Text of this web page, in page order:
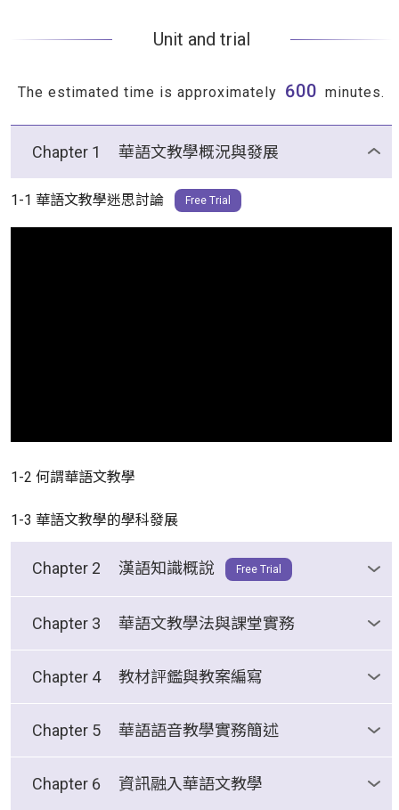
Unit and trial
The estimated time is approximately 600 minutes.
Chapter 1 華語文教學概況與發展
1-1 華語文教學迷思討論 Free Trial
1-2 何謂華語文教學
1-3 華語文教學的學科發展
Chapter 2 漢語知識概說 Free Trial
2-1 語言與語言家族 Free Trial
Chapter 3 華語文教學法與課堂實務
3-1 教學法流派介紹
3-3 情境教學法與聽說教學法
Chapter 4 教材評鑑與教案編寫
4-1 教材重要性與評鑑方向
Chapter 5 華語語音教學實務簡述
5-1 前言
Chapter 6 資訊融入華語文教學